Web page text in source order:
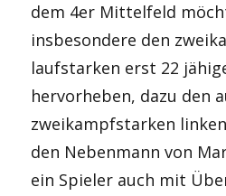
dem 4er Mittelfeld
insbesondere den
laufstarken erst 22
hervorheben, dazu den
zweikampfstarken
den Nebenmann von
ein Spieler auch mit